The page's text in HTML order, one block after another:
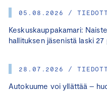
05.08.2026 /
Keskuskauppakamari:
hallituksen jäsenistä laski
28.07.2026 /
Autokuume voi yllättää –